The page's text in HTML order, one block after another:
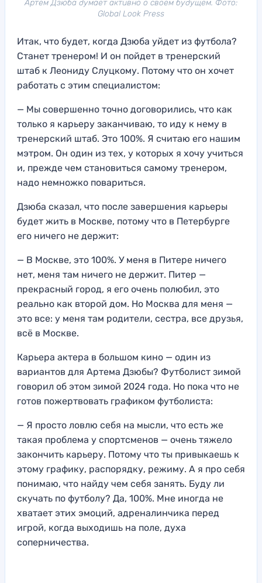
Артем Дзюба думает активно о своем будущем. Фото:
Global Look Press
Итак, что будет, когда Дзюба уйдет из футбола?
Станет тренером! И он пойдет в тренерский
штаб к Леониду Слуцкому. Потому что он хочет
работать с этим специалистом:
— Мы совершенно точно договорились, что как
только я карьеру заканчиваю, то иду к нему в
тренерский штаб. Это 100%. Я считаю его нашим
мэтром. Он один из тех, у которых я хочу учиться
и, прежде чем становиться самому тренером,
надо немножко повариться.
Дзюба сказал, что после завершения карьеры
будет жить в Москве, потому что в Петербурге
его ничего не держит:
— В Москве, это 100%. У меня в Питере ничего
нет, меня там ничего не держит. Питер —
прекрасный город, я его очень полюбил, это
реально как второй дом. Но Москва для меня —
это все: у меня там родители, сестра, все друзья,
всё в Москве.
Карьера актера в большом кино — один из
вариантов для Артема Дзюбы? Футболист зимой
говорил об этом зимой 2024 года. Но пока что не
готов пожертвовать графиком футболиста:
— Я просто ловлю себя на мысли, что есть же
такая проблема у спортсменов — очень тяжело
закончить карьеру. Потому что ты привыкаешь к
этому графику, распорядку, режиму. А я про себя
понимаю, что найду чем себя занять. Буду ли
скучать по футболу? Да, 100%. Мне иногда не
хватает этих эмоций, адреналинчика перед
игрой, когда выходишь на поле, духа
соперничества.